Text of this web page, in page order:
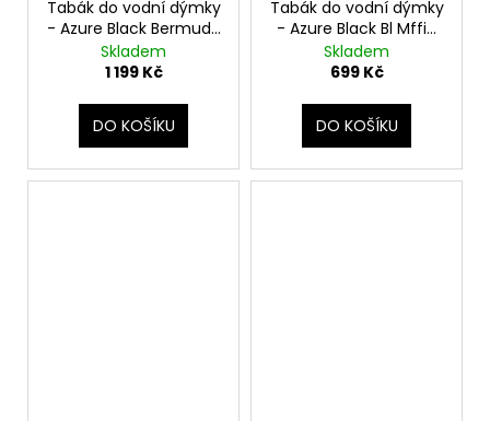
Tabák do vodní dýmky
- Azure Black Bermuda
Mnt 250g
Skladem
1 199 Kč
DO KOŠÍKU
Tabák do vodní dýmky
- Azure Black Bl Mffin
100g
Skladem
699 Kč
DO KOŠÍKU